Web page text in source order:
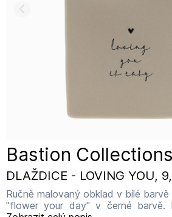
Bastion Collections
DLAŽDICE - LOVING YOU,
Ručně malovaný obklad v bílé
"flower your day" v černé barvě.